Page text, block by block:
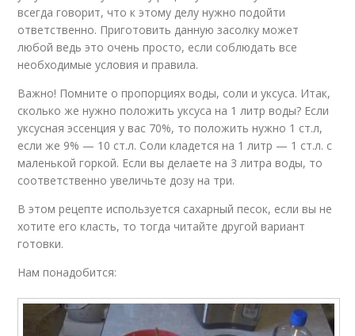
всегда говорит, что к этому делу нужно подойти
ответственно. Приготовить данную засолку может
любой ведь это очень просто, если соблюдать все
необходимые условия и правила.
Важно! Помните о пропорциях воды, соли и уксуса. Итак,
сколько же нужно положить уксуса на 1 литр воды? Если
уксусная эссенция у вас 70%, то положить нужно 1 ст.л,
если же 9% — 10 ст.л. Соли кладется на 1 литр — 1 ст.л. с
маленькой горкой. Если вы делаете на 3 литра воды, то
соответственно увеличьте дозу на три.
В этом рецепте используется сахарный песок, если вы не
хотите его класть, то тогда читайте другой вариант
готовки.
Нам понадобится: